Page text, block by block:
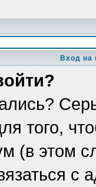
Вход на
того,
(в этом
с